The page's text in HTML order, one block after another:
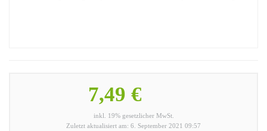
7,49 €
inkl. 19% gesetzlicher MwSt.
Zuletzt aktualisiert am: 6. September 2021 09:57